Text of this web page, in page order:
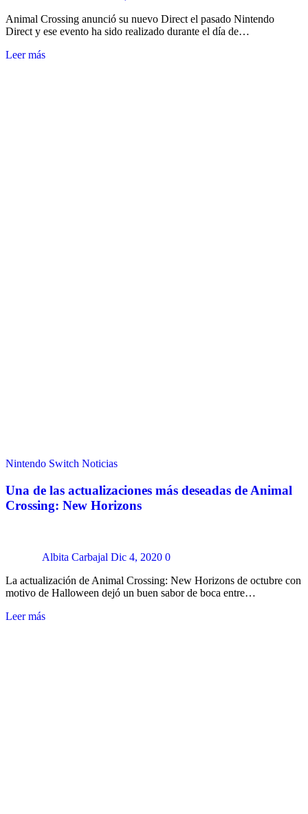
Animal Crossing anunció su nuevo Direct el pasado Nintendo
Direct y ese evento ha sido realizado durante el día de…
Leer más
Nintendo Switch Noticias
Una de las actualizaciones más deseadas de Animal
Crossing: New Horizons
Albita Carbajal Dic 4, 2020 0
La actualización de Animal Crossing: New Horizons de octubre con
motivo de Halloween dejó un buen sabor de boca entre…
Leer más